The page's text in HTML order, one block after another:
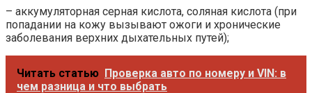
– аккумуляторная серная кислота, соляная кислота (при
попадании на кожу вызывают ожоги и хронические
заболевания верхних дыхательных путей);
Читать статью Проверка авто по номеру и VIN: в
чем разница и что выбрать